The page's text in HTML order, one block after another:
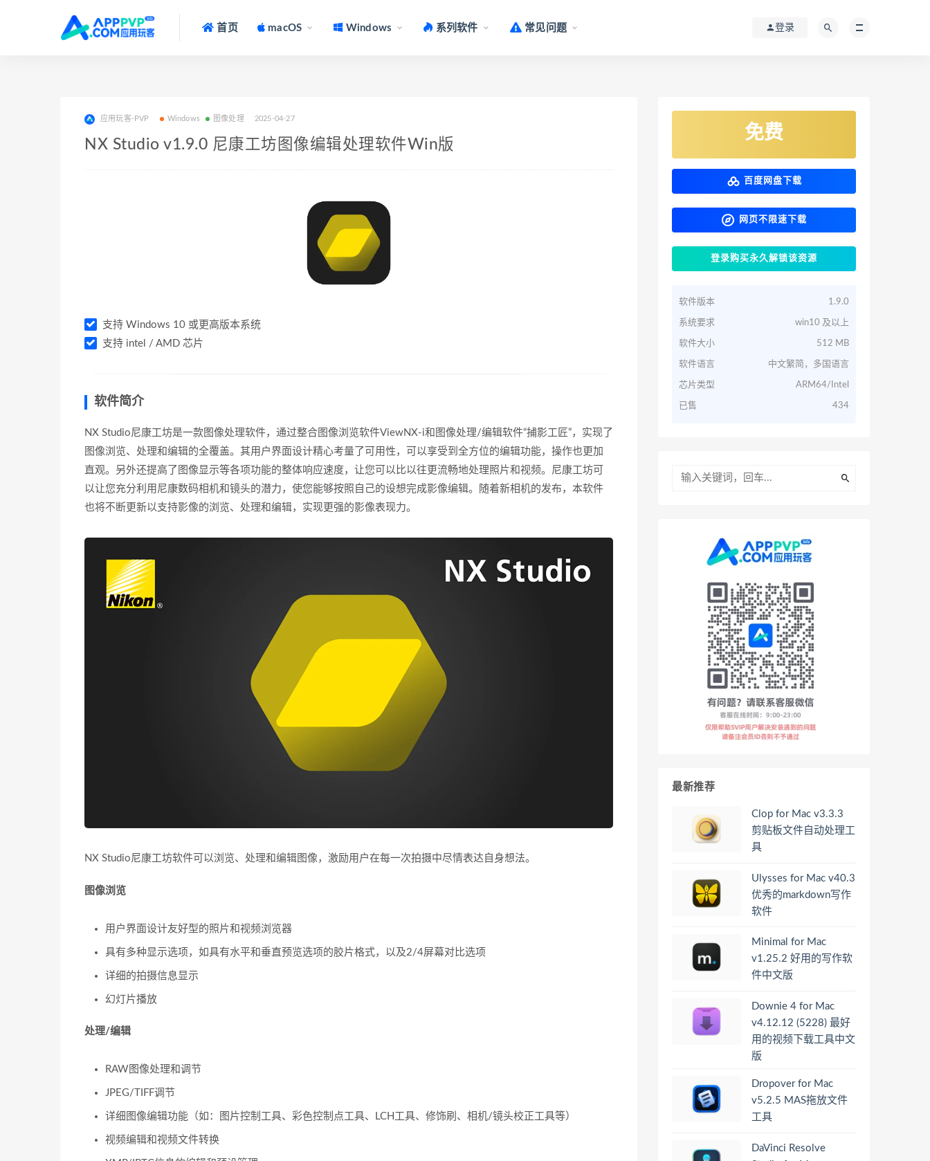
首页 macOS Windows 系列软件 常见问题 登录
应用玩客-PVP Windows 图像处理 2025-04-27
NX Studio v1.9.0 尼康工坊图像编辑处理软件Win版
支持 Windows 10 或更高版本系统
支持 intel / AMD 芯片
软件简介
NX Studio尼康工坊是一款图像处理软件，通过整合图像浏览软件ViewNX-i和图像处理/编辑软件“捕影工匠”，实现了
图像浏览、处理和编辑的全覆盖。其用户界面设计精心考量了可用性，可以享受到全方位的编辑功能，操作也更加
直观。另外还提高了图像显示等各项功能的整体响应速度，让您可以比以往更流畅地处理照片和视频。尼康工坊可
以让您充分利用尼康数码相机和镜头的潜力，使您能够按照自己的设想完成影像编辑。随着新相机的发布，本软件
也将不断更新以支持影像的浏览、处理和编辑，实现更强的影像表现力。
NX Studio尼康工坊软件可以浏览、处理和编辑图像，激励用户在每一次拍摄中尽情表达自身想法。
图像浏览
用户界面设计友好型的照片和视频浏览器
具有多种显示选项，如具有水平和垂直预览选项的胶片格式，以及2/4屏幕对比选项
详细的拍摄信息显示
幻灯片播放
处理/编辑
RAW图像处理和调节
JPEG/TIFF调节
详细图像编辑功能（如：图片控制工具、彩色控制点工具、LCH工具、修饰刷、相机/镜头校正工具等）
视频编辑和视频文件转换
免费
百度网盘下载
网页不限速下载
登录购买永久解锁该资源
软件版本 1.9.0
系统要求 win10 及以上
软件大小 512 MB
软件语言 中文繁简，多国语言
芯片类型 ARM64/Intel
已售 434
最新推荐
Clop for Mac v3.3.3
剪贴板文件自动处理工
具
Ulysses for Mac v40.3
优秀的markdown写作
软件
Minimal for Mac
v1.25.2 好用的写作软
件中文版
Downie 4 for Mac
v4.12.12 (5228) 最好
用的视频下载工具中文
版
Dropover for Mac
v5.2.5 MAS拖放文件
工具
DaVinci Resolve